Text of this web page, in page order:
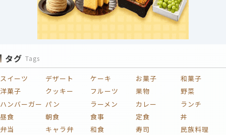
タグ Tags
スイーツ デザート ケーキ お菓子
和菓子
洋菓子
クッキー フルーツ 果物
野菜
ハンバーガー パン ラーメン カレー
ランチ
昼食
朝食 食事 定食
丼
弁当
キャラ弁 和食 寿司
民族料理